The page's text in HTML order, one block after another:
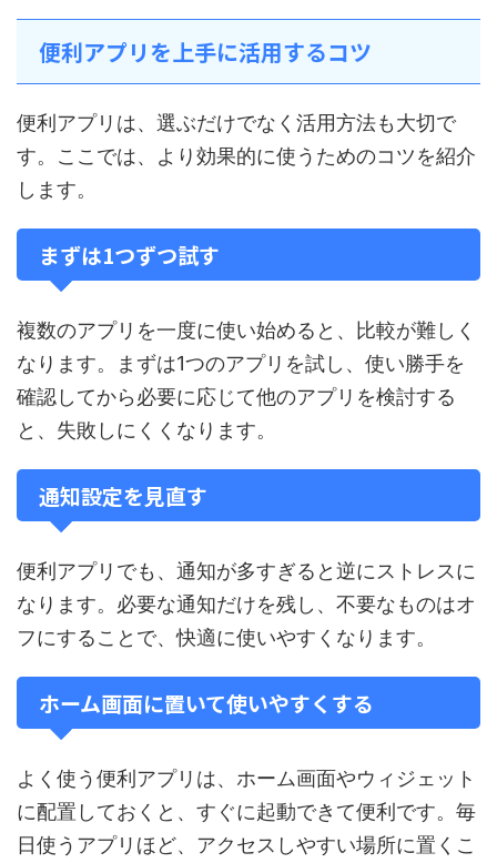
便利アプリを上手に活用するコツ
便利アプリは、選ぶだけでなく活用方法も大切で
す。ここでは、より効果的に使うためのコツを紹介
します。
まずは1つずつ試す
複数のアプリを一度に使い始めると、比較が難しく
なります。まずは1つのアプリを試し、使い勝手を
確認してから必要に応じて他のアプリを検討する
と、失敗しにくくなります。
通知設定を見直す
便利アプリでも、通知が多すぎると逆にストレスに
なります。必要な通知だけを残し、不要なものはオ
フにすることで、快適に使いやすくなります。
ホーム画面に置いて使いやすくする
よく使う便利アプリは、ホーム画面やウィジェット
に配置しておくと、すぐに起動できて便利です。毎
日使うアプリほど、アクセスしやすい場所に置くこ